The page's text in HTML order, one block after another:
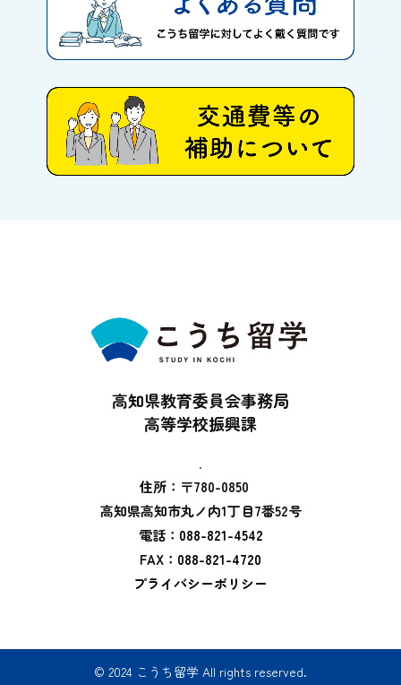
高知県教育委員会事務局
高等学校振興課
.
住所：〒780-0850
高知県高知市丸ノ内1丁目7番52号
電話： 088-821-4542
FAX： 088-821-4720
プライバシーポリシー
© 2024 こうち留学 All rights reserved.